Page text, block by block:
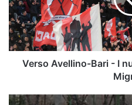
numeri
della
formazione
di
Mignani
Verso Avellino-Bari - I
Serie